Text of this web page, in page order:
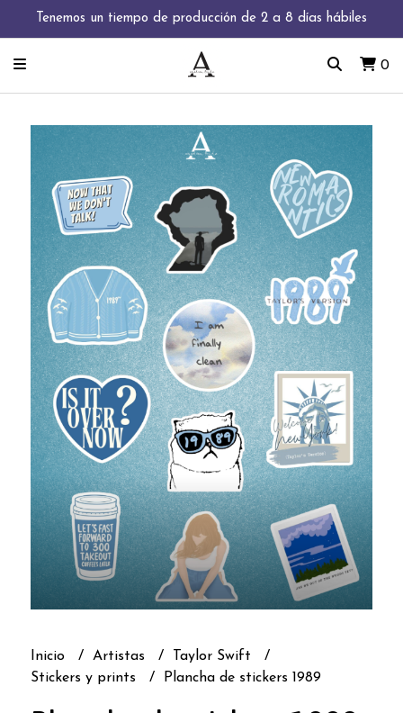
Tenemos un tiempo de producción de 2 a 8 días hábiles
0
Inicio Artistas
Taylor Swift
Stickers y prints
Plancha de stickers 1989